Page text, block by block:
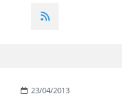
23/04/2013